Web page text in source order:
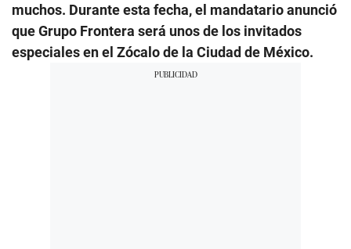
muchos. Durante esta fecha, el mandatario anunció
que Grupo Frontera será unos de los invitados
especiales en el Zócalo de la Ciudad de México.